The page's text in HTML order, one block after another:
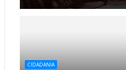
CIDADANIA